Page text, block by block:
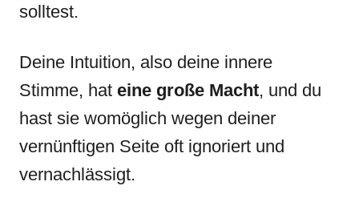
solltest.
Deine Intuition, also deine innere
Stimme, hat eine große Macht, und du
hast sie womöglich wegen deiner
vernünftigen Seite oft ignoriert und
vernachlässigt.